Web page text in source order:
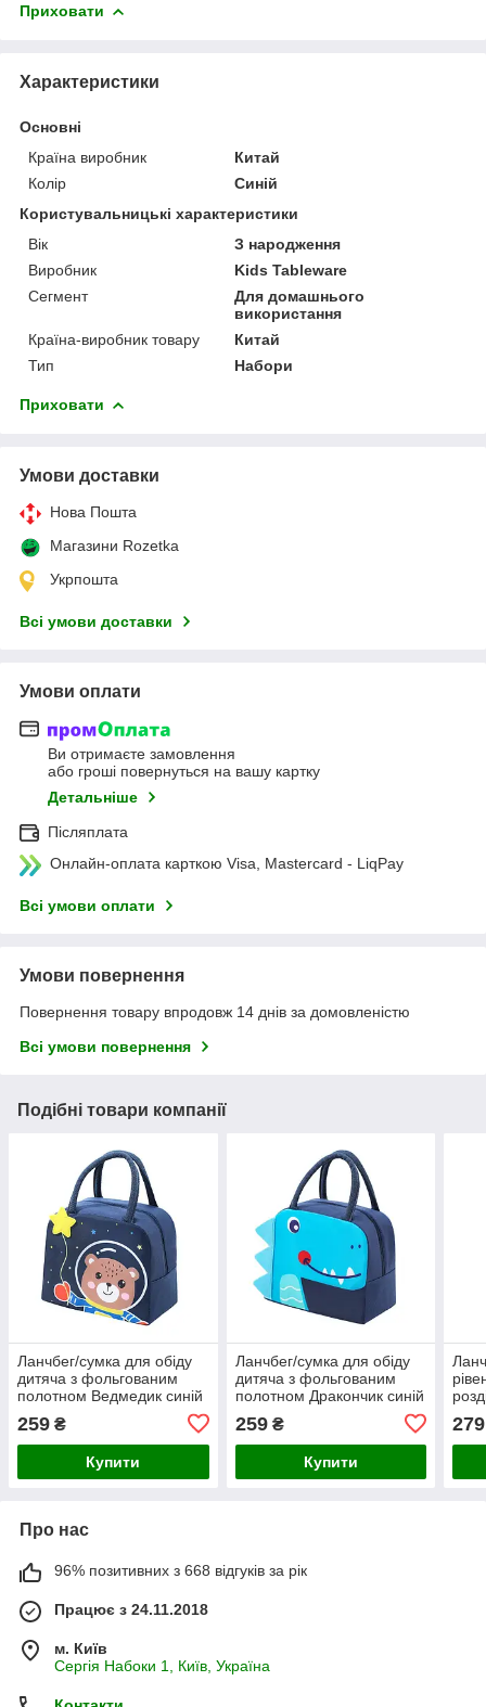
Приховати
Характеристики
Основні
Країна виробник
Китай
Колір
Синій
Користувальницькі характеристики
Вік
З народження
Виробник
Kids Tableware
Сегмент
Для домашнього
використання
Країна-виробник товару
Китай
Тип
Набори
Приховати
Умови доставки
Нова Пошта
Магазини Rozetka
Укрпошта
Всі умови доставки
Умови оплати
Ви отримаєте замовлення
або гроші повернуться на вашу картку
Детальніше
Післяплата
Онлайн-оплата карткою Visa, Mastercard - LiqPay
Всі умови оплати
Умови повернення
Повернення товару впродовж 14 днів за домовленістю
Всі умови повернення
Подібні товари компанії
Ланчбег/сумка для обіду
дитяча з фольгованим
полотном Ведмедик синій
259 ₴
Купити
Ланчбег/сумка для обіду
дитяча з фольгованим
полотном Дракончик синій
259₴
Купити
279
Про нас
96% позитивних з 668 відгуків за рік
Працює з 24.11.2018
м. Київ
Сергія Набоки 1, Київ, Україна